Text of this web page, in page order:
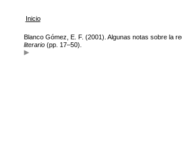
Inicio
Blanco Gómez, E. F. (2001). Algunas notas sobre la
literario(pp. 17–50).